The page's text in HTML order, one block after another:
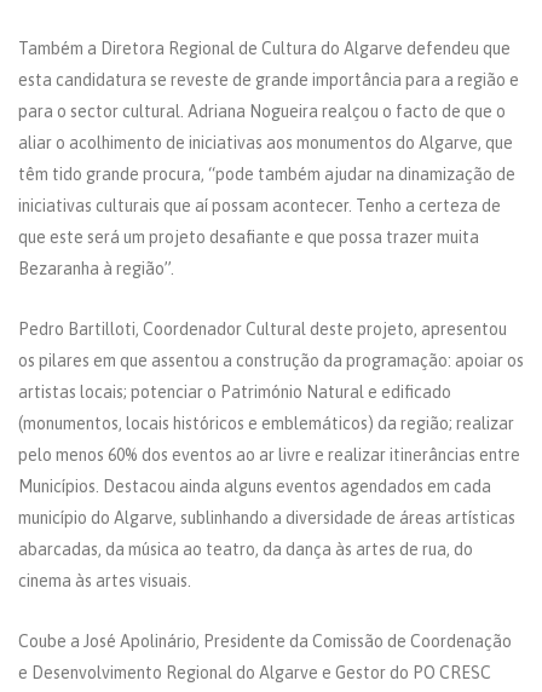
Também a Diretora Regional de Cultura do Algarve defendeu que
esta candidatura se reveste de grande importância para a região e
para o sector cultural. Adriana Nogueira realçou o facto de que o
aliar o acolhimento de iniciativas aos monumentos do Algarve, que
têm tido grande procura, “pode também ajudar na dinamização de
iniciativas culturais que aí possam acontecer. Tenho a certeza de
que este será um projeto desafiante e que possa trazer muita
Bezaranha à região”.
Pedro Bartilloti, Coordenador Cultural deste projeto, apresentou
os pilares em que assentou a construção da programação: apoiar os
artistas locais; potenciar o Património Natural e edificado
(monumentos, locais históricos e emblemáticos) da região; realizar
pelo menos 60% dos eventos ao ar livre e realizar itinerâncias entre
Municípios. Destacou ainda alguns eventos agendados em cada
município do Algarve, sublinhando a diversidade de áreas artísticas
abarcadas, da música ao teatro, da dança às artes de rua, do
cinema às artes visuais.
Coube a José Apolinário, Presidente da Comissão de Coordenação
e Desenvolvimento Regional do Algarve e Gestor do PO CRESC